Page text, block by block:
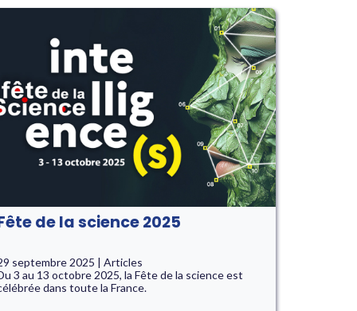
de la science 2025
septembre 2025 | Articles
3 au 13 octobre 2025, la Fête de la science est
dans toute la France.